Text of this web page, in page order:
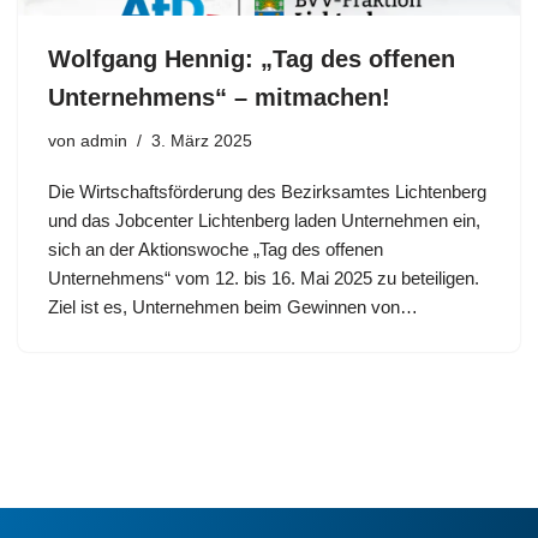
Wolfgang Hennig: „Tag des offenen
Unternehmens“ – mitmachen!
von admin 3. März 2025
Die Wirtschaftsförderung des Bezirksamtes Lichtenberg
und das Jobcenter Lichtenberg laden Unternehmen ein,
sich an der Aktionswoche „Tag des offenen
Unternehmens“ vom 12. bis 16. Mai 2025 zu beteiligen.
Ziel ist es, Unternehmen beim Gewinnen von…